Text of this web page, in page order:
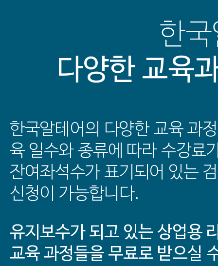
한
다양한 교육
한국알테어의 다양한 교육 과
육 일수와 종류에 따라 수강료
잔여좌석수가 표기되어 있는
신청이 가능합니다.
유지보수가 되고 있는 상업용
교육 과정들을 무료로 받으실